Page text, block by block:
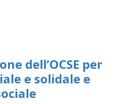
dell’OCSE per
e solidale e